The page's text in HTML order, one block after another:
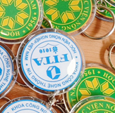
Loa bluetooth
soundcore ace a1 a3151